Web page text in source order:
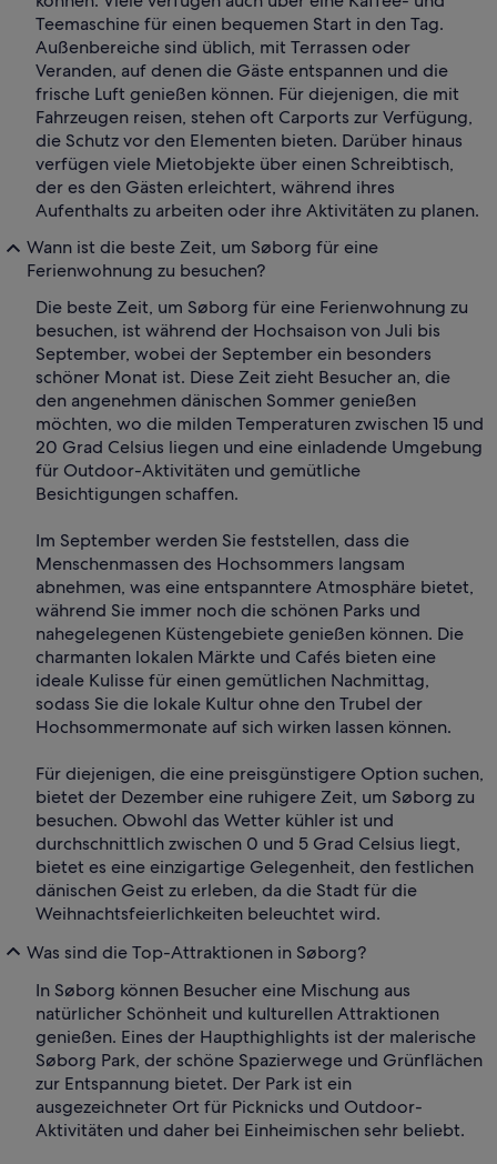
Teemaschine für einen bequemen Start in den Tag.
Außenbereiche sind üblich, mit Terrassen oder
Veranden, auf denen die Gäste entspannen und die
frische Luft genießen können. Für diejenigen, die mit
Fahrzeugen reisen, stehen oft Carports zur Verfügung,
die Schutz vor den Elementen bieten. Darüber hinaus
verfügen viele Mietobjekte über einen Schreibtisch,
der es den Gästen erleichtert, während ihres
Aufenthalts zu arbeiten oder ihre Aktivitäten zu planen.
Wann ist die beste Zeit, um Søborg für eine
Ferienwohnung zu besuchen?
Die beste Zeit, um Søborg für eine Ferienwohnung zu
besuchen, ist während der Hochsaison von Juli bis
September, wobei der September ein besonders
schöner Monat ist. Diese Zeit zieht Besucher an, die
den angenehmen dänischen Sommer genießen
möchten, wo die milden Temperaturen zwischen 15 und
20 Grad Celsius liegen und eine einladende Umgebung
für Outdoor-Aktivitäten und gemütliche
Besichtigungen schaffen.
Im September werden Sie feststellen, dass die
Menschenmassen des Hochsommers langsam
abnehmen, was eine entspanntere Atmosphäre bietet,
während Sie immer noch die schönen Parks und
nahegelegenen Küstengebiete genießen können. Die
charmanten lokalen Märkte und Cafés bieten eine
ideale Kulisse für einen gemütlichen Nachmittag,
sodass Sie die lokale Kultur ohne den Trubel der
Hochsommermonate auf sich wirken lassen können.
Für diejenigen, die eine preisgünstigere Option suchen,
bietet der Dezember eine ruhigere Zeit, um Søborg zu
besuchen. Obwohl das Wetter kühler ist und
durchschnittlich zwischen 0 und 5 Grad Celsius liegt,
bietet es eine einzigartige Gelegenheit, den festlichen
dänischen Geist zu erleben, da die Stadt für die
Weihnachtsfeierlichkeiten beleuchtet wird.
Was sind die Top-Attraktionen in Søborg?
In Søborg können Besucher eine Mischung aus
natürlicher Schönheit und kulturellen Attraktionen
genießen. Eines der Haupthighlights ist der malerische
Søborg Park, der schöne Spazierwege und Grünflächen
zur Entspannung bietet. Der Park ist ein
ausgezeichneter Ort für Picknicks und Outdoor-
Aktivitäten und daher bei Einheimischen sehr beliebt.